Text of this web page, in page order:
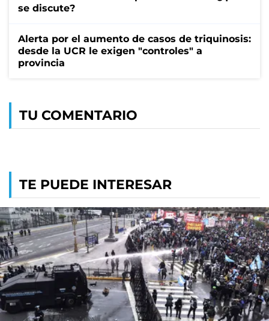
se discute?
Alerta por el aumento de casos de triquinosis:
desde la UCR le exigen "controles" a
provincia
TU COMENTARIO
TE PUEDE INTERESAR